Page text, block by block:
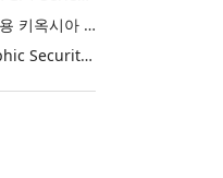
키옥시아, AI 애플리케이션용 키옥시아 GP1 시리즈 슈퍼 하이 IOPS SSD 발표
Thales Builds Cryptographic Security for the Age of AI and Post-Quantum Computing